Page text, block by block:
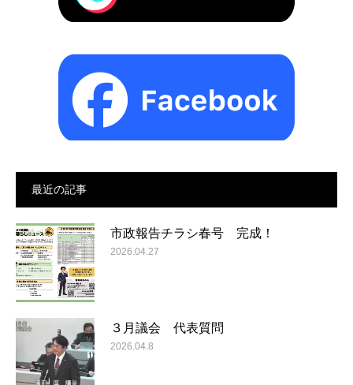
最近の記事
市政報告チラシ春号 完成！
2026.04.27
３月議会 代表質問
2026.04.8